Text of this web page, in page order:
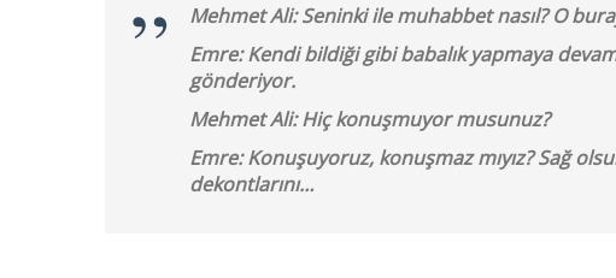
Mehmet Ali: Seninki ile muhabbet nasıl? O
Emre: Kendi bildiği gibi babalık yapmaya
gönderiyor.
Mehmet Ali: Hiç konuşmuyor musunuz?
Emre: Konuşuyoruz, konuşmaz mıyız? Sağ
dekontlarını…